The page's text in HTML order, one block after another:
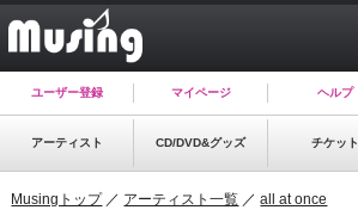
ユーザー登録 マイページ ヘルプ
アーティスト CD/DVD&グッズ チケット
Musingトップ／ アーティスト一覧 ／all at once